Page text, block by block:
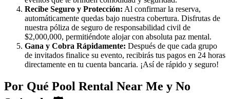
Recibe Seguro y Protección: Al confirmar la reserva,
automáticamente quedas bajo nuestra cobertura. Disfrutas de
nuestra póliza de seguro de responsabilidad civil de
$2,000,000, permitiéndote alojar con absoluta paz mental.
Gana y Cobra Rápidamente: Después de que cada grupo
de invitados finalice su evento, recibirás tus pagos en 24 horas
directamente en tu cuenta bancaria. ¡Así de rápido y seguro!
Por Qué Pool Rental Near Me y No